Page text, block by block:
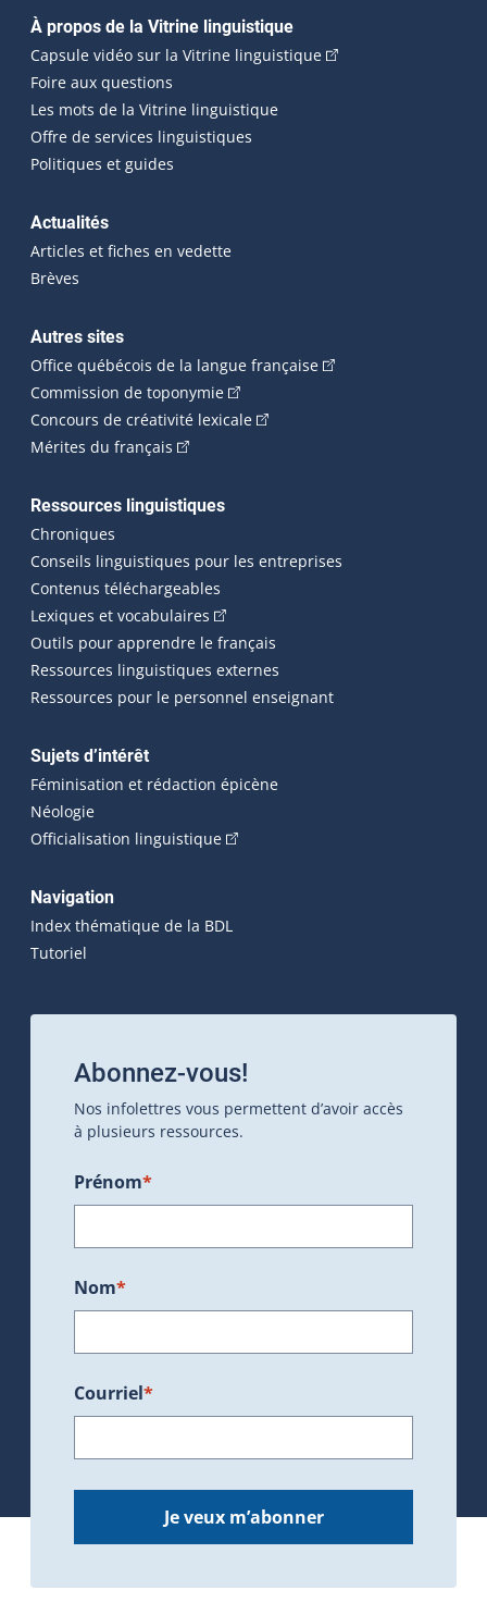
Navigation principale
À propos de la Vitrine linguistique
Capsule vidéo sur la Vitrine linguistique(Cet hyperlien
Foire aux questions
Les mots de la Vitrine linguistique
Offre de services linguistiques
Politiques et guides
Actualités
Articles et fiches en vedette
Brèves
Autres sites
Office québécois de la langue française(Cet hyperlien
Commission de toponymie(Cet hyperlien externe s'ouvrira
Concours de créativité lexicale(Cet hyperlien externe
Mérites du français (Cet hyperlien externe s'ouvrira dans une
Ressources linguistiques
Chroniques
Conseils linguistiques pour les entreprises
Contenus téléchargeables
Lexiques et vocabulaires (Cet hyperlien externe s'ouvrira
Outils pour apprendre le français
Ressources linguistiques externes
Ressources pour le personnel enseignant
Sujets d’intérêt
Féminisation et rédaction épicène
Néologie
Officialisation linguistique(Cet hyperlien externe s'ouvrira
Navigation
Index thématique de la BDL
Tutoriel
Abonnez-vous!
Nos infolettres vous permettent d’avoir accès
à plusieurs ressources.
Prénom*
Nom*
Courriel*
Je veux m’abonner